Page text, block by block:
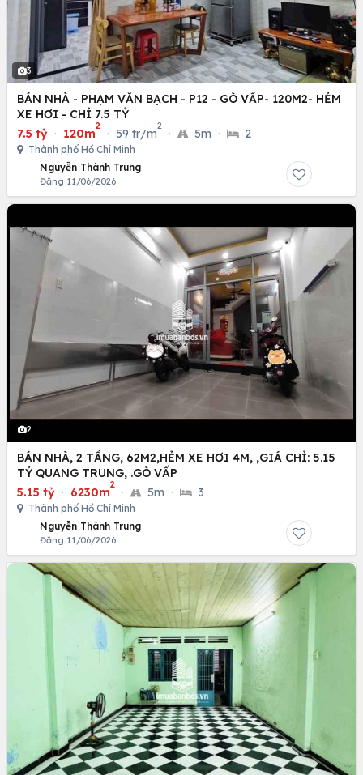
3
BÁN NHÀ - PHẠM VĂN BẠCH - P12 - GÒ VẤP- 120M2- HẺM
XE HƠI - CHỈ 7.5 TỶ
7.5 tỷ · 120m
2
· 59 tr/m
2
· 5m · 2
Thành phố Hồ Chí Minh
Nguyễn Thành Trung
Đăng 11/06/2026
2
BÁN NHÀ, 2 TẦNG, 62M2,HẺM XE HƠI 4M, ,GIÁ CHỈ: 5.15
TỶ QUANG TRUNG, .GÒ VẤP
5.15 tỷ · 6230m
2
· 5m · 3
Thành phố Hồ Chí Minh
Nguyễn Thành Trung
Đăng 11/06/2026